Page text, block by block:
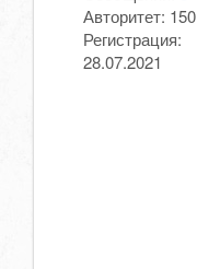
Авторитет: 150
Регистрация:
28.07.2021